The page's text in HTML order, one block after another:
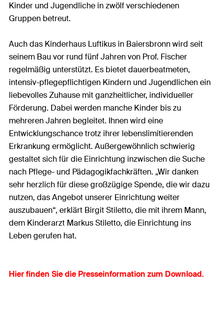
Kinder und Jugendliche in zwölf verschiedenen
Gruppen betreut.
Auch das Kinderhaus Luftikus in Baiersbronn wird seit
seinem Bau vor rund fünf Jahren von Prof. Fischer
regelmäßig unterstützt. Es bietet dauerbeatmeten,
intensiv-pflegepflichtigen Kindern und Jugendlichen ein
liebevolles Zuhause mit ganzheitlicher, individueller
Förderung. Dabei werden manche Kinder bis zu
mehreren Jahren begleitet. Ihnen wird eine
Entwicklungschance trotz ihrer lebenslimitierenden
Erkrankung ermöglicht. Außergewöhnlich schwierig
gestaltet sich für die Einrichtung inzwischen die Suche
nach Pflege- und Pädagogikfachkräften. „Wir danken
sehr herzlich für diese großzügige Spende, die wir dazu
nutzen, das Angebot unserer Einrichtung weiter
auszubauen“, erklärt Birgit Stiletto, die mit ihrem Mann,
dem Kinderarzt Markus Stiletto, die Einrichtung ins
Leben gerufen hat.
Hier finden Sie die Presseinformation zum Download.